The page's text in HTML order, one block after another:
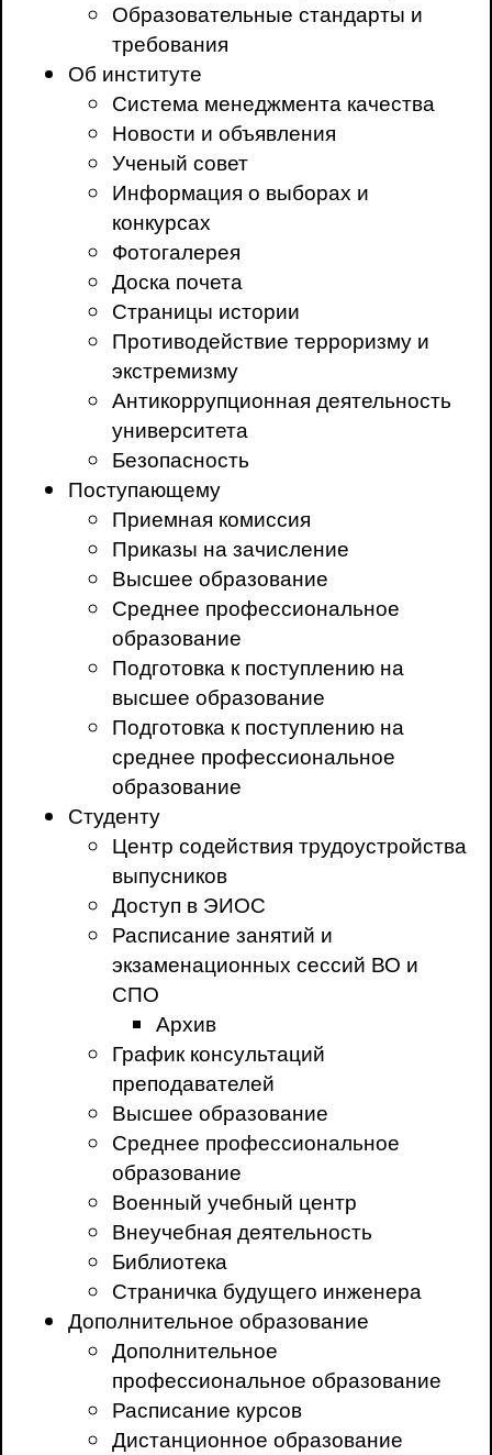
Образовательные стандарты и
требования
Об институте
Система менеджмента качества
Новости и объявления
Ученый совет
Информация о выборах и
конкурсах
Фотогалерея
Доска почета
Страницы истории
Противодействие терроризму и
экстремизму
Антикоррупционная деятельность
университета
Безопасность
Поступающему
Приемная комиссия
Приказы на зачисление
Высшее образование
Среднее профессиональное
образование
Подготовка к поступлению на
высшее образование
Подготовка к поступлению на
среднее профессиональное
образование
Студенту
Центр содействия трудоустройства
выпусников
Доступ в ЭИОС
Расписание занятий и
экзаменационных сессий ВО и
СПО
Архив
График консультаций
преподавателей
Высшее образование
Среднее профессиональное
образование
Военный учебный центр
Внеучебная деятельность
Библиотека
Страничка будущего инженера
Дополнительное образование
Дополнительное
профессиональное образование
Расписание курсов
Дистанционное образование